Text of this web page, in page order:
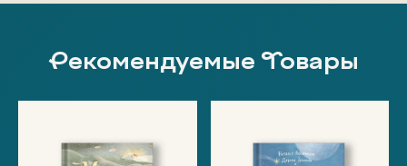
Рекомендуемые Товары